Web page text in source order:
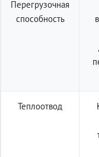
Перегрузочная
способность
Теплоотвод